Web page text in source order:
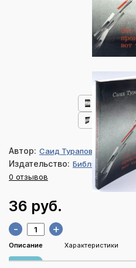
Автор: Саид Турапов
Издательство: Библия для всех
0 отзывов
36 руб.
- +
Описание Характеристики